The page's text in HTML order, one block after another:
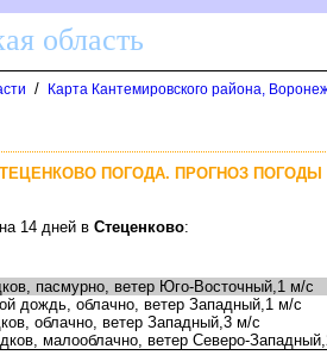
область
/
Карта Кантемировского района,
ПОГОДА. ПРОГНОЗ
на 14 дней Стеценково:
пасмурно, ветер Юго-Восточный,1 м/с
дождь, облачно, ветер Западный,1 м/с
облачно, ветер Западный,3 м/с
малооблачно, ветер Северо-